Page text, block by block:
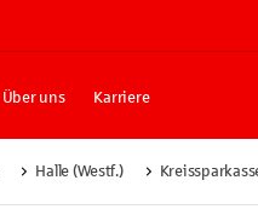
Über uns Karriere
Halle (Westf.)